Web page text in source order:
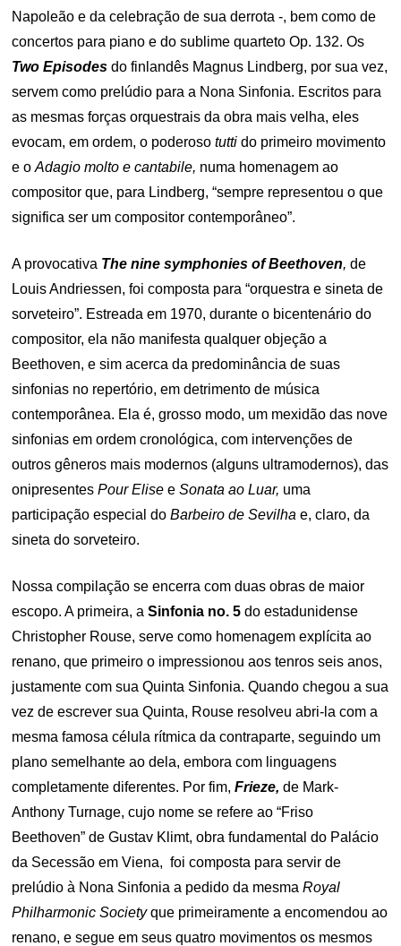
Napoleão e da celebração de sua derrota -, bem como de
concertos para piano e do sublime quarteto Op. 132. Os
Two Episodesdo finlandês Magnus Lindberg, por sua vez,
servem como prelúdio para a Nona Sinfonia. Escritos para
as mesmas forças orquestrais da obra mais velha, eles
evocam, em ordem, o poderosotuttido primeiro movimento
e oAdagio molto e cantabile, numa homenagem ao
compositor que, para Lindberg, “sempre representou o que
significa ser um compositor contemporâneo”.
A provocativa The nine symphonies of Beethoven,de
Louis Andriessen, foi composta para “orquestra e sineta de
sorveteiro”. Estreada em 1970, durante o bicentenário do
compositor, ela não manifesta qualquer objeção a
Beethoven, e sim acerca da predominância de suas
sinfonias no repertório, em detrimento de música
contemporânea. Ela é, grosso modo, um mexidão das nove
sinfonias em ordem cronológica, com intervenções de
outros gêneros mais modernos (alguns ultramodernos), das
onipresentesPour EliseeSonata ao Luar, uma
participação especial doBarbeiro de Sevilhae, claro, da
sineta do sorveteiro.
Nossa compilação se encerra com duas obras de maior
escopo. A primeira, aSinfonia no. 5do estadunidense
Christopher Rouse, serve como homenagem explícita ao
renano, que primeiro o impressionou aos tenros seis anos,
justamente com sua Quinta Sinfonia. Quando chegou a sua
vez de escrever sua Quinta, Rouse resolveu abri-la com a
mesma famosa célula rítmica da contraparte, seguindo um
plano semelhante ao dela, embora com linguagens
completamente diferentes. Por fim,Frieze, de Mark-
Anthony Turnage, cujo nome se refere ao “Friso
Beethoven” de Gustav Klimt, obra fundamental do Palácio
da Secessão em Viena, foi composta para servir de
prelúdio à Nona Sinfonia a pedido da mesmaRoyal
Philharmonic Societyque primeiramente a encomendou ao
renano, e segue em seus quatro movimentos os mesmos